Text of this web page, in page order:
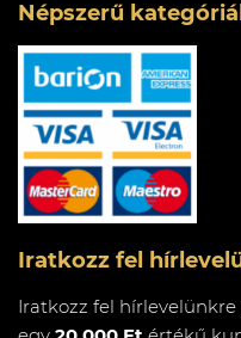
Népszerű
Iratkozz fel
Iratkozz fel